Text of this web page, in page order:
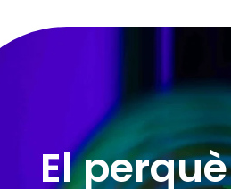
El